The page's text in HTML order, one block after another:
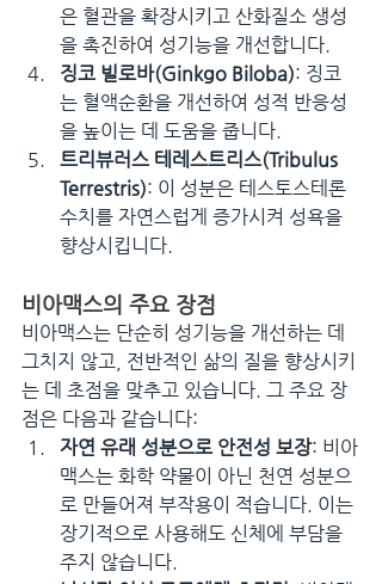
은 혈관을 확장시키고 산화질소 생성
을 촉진하여 성기능을 개선합니다.
징코 빌로바(Ginkgo Biloba): 징코
는 혈액순환을 개선하여 성적 반응성
을 높이는 데 도움을 줍니다.
트리뷰러스 테레스트리스(Tribulus
Terrestris): 이 성분은 테스토스테론
수치를 자연스럽게 증가시켜 성욕을
향상시킵니다.
비아맥스의 주요 장점
비아맥스는 단순히 성기능을 개선하는 데
그치지 않고, 전반적인 삶의 질을 향상시키
는 데 초점을 맞추고 있습니다. 그 주요 장
점은 다음과 같습니다:
자연 유래 성분으로 안전성 보장: 비아
맥스는 화학 약물이 아닌 천연 성분으
로 만들어져 부작용이 적습니다. 이는
장기적으로 사용해도 신체에 부담을
주지 않습니다.